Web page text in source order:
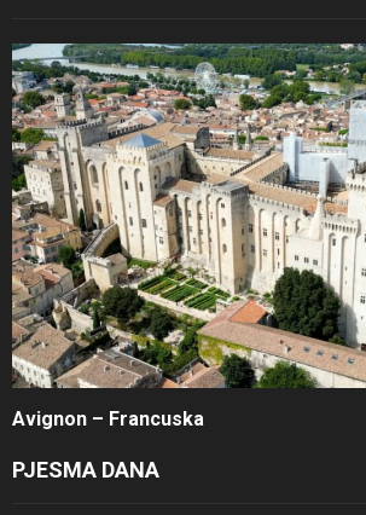
Avignon – Francuska
PJESMA DANA